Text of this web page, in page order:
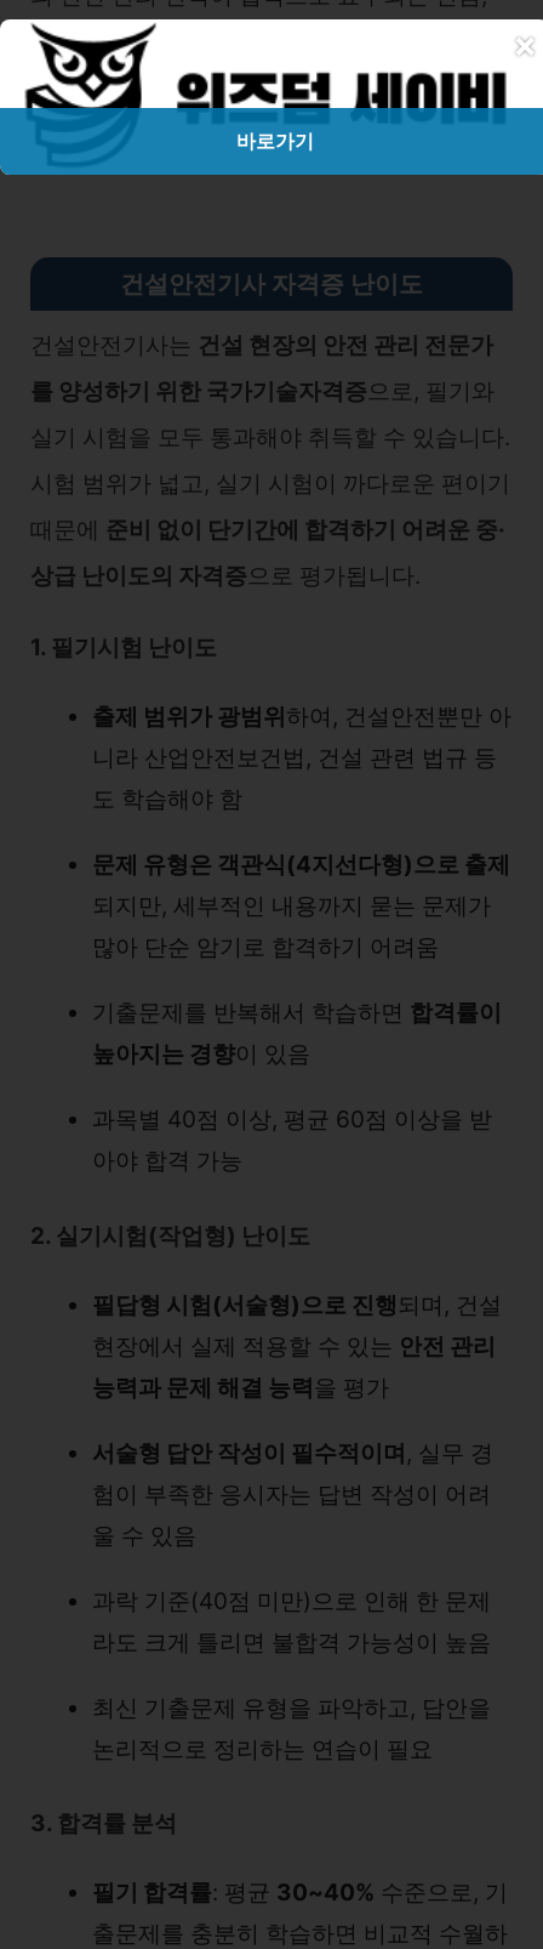
자격증 취득 시 취업 경쟁력이 높아지고 연봉 수
준도 상승하는 추세
입니다.
건설안전기사 자격증 난이도
건설안전기사는 건설 현장의 안전 관리 전문가
를 양성하기 위한 국가기술자격증으로, 필기와
실기 시험을 모두 통과해야 취득할 수 있습니다.
시험 범위가 넓고, 실기 시험이 까다로운 편이기
때문에 준비 없이 단기간에 합격하기 어려운 중·
상급 난이도의 자격증으로 평가됩니다.
1. 필기시험 난이도
출제 범위가 광범위 하여, 건설안전뿐만 아
니라 산업안전보건법, 건설 관련 법규 등
도 학습해야 함
문제 유형은 객관식(4지선다형)으로 출제
되지만, 세부적인 내용까지 묻는 문제가
많아 단순 암기로 합격하기 어려움
기출문제를 반복해서 학습하면 합격률이
높아지는 경향이 있음
과목별 40점 이상, 평균 60점 이상을 받
아야 합격 가능
2. 실기시험(작업형) 난이도
필답형 시험(서술형)으로 진행되며, 건설
현장에서 실제 적용할 수 있는 안전 관리
능력과 문제 해결 능력을 평가
서술형 답안 작성이 필수적이며, 실무 경
험이 부족한 응시자는 답변 작성이 어려
울 수 있음
과락 기준(40점 미만)으로 인해 한 문제
라도 크게 틀리면 불합격 가능성이 높음
최신 기출문제 유형을 파악하고, 답안을
논리적으로 정리하는 연습이 필요
3. 합격률 분석
필기 합격률: 평균 30~40% 수준으로, 기
출문제를 충분히 학습하면 비교적 수월하
×
바로가기